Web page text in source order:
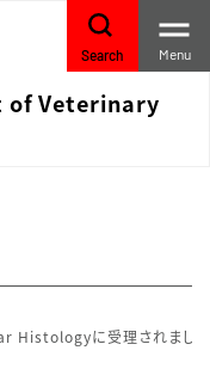
of Veterinary
Search Menu
Histologyに受理されました